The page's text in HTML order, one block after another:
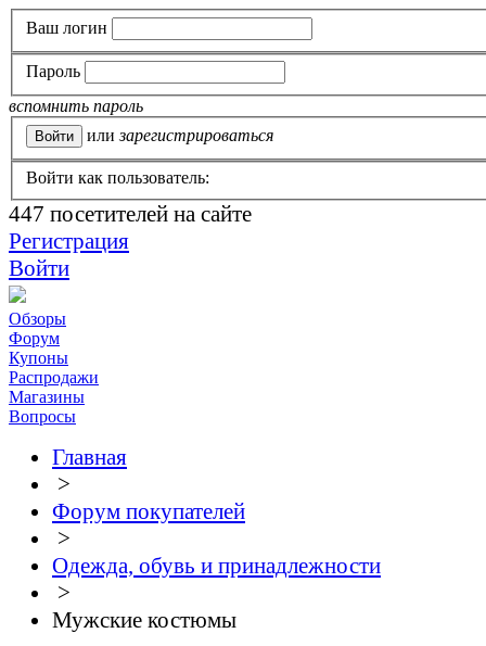
Ваш логин
Пароль
вспомнить пароль
или зарегистрироваться
Войти как пользователь:
447 посетителей на сайте
Регистрация
Войти
Обзоры
Форум
Купоны
Распродажи
Магазины
Вопросы
Главная
>
Форум покупателей
>
Одежда, обувь и принадлежности
>
Мужские костюмы